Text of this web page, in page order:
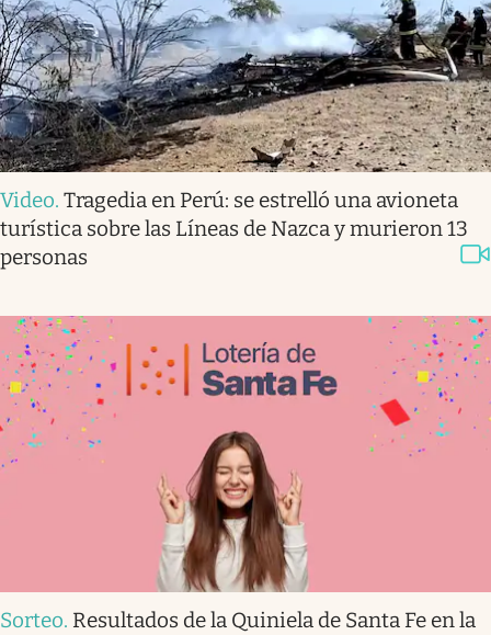
Video. Tragedia en Perú: se estrelló una avioneta
turística sobre las Líneas de Nazca y murieron 13
personas
Sorteo. Resultados de la Quiniela de Santa Fe en la